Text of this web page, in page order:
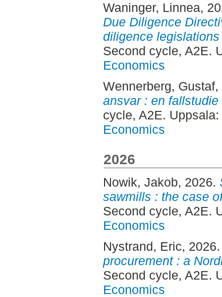
Waninger, Linnea,
Due Diligence
diligence
Second cycle, A2E.
Economics
Wennerberg, Gustaf,
ansvar : en
cycle, A2E. Uppsala:
Economics
2026
Nowik, Jakob, 2026.
sawmills : the case
Second cycle, A2E.
Economics
Nystrand, Eric,
procurement : a
Second cycle, A2E.
Economics